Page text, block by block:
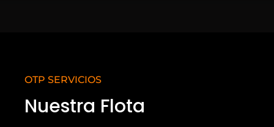
OTP SERVICIOS
Nuestra Flota